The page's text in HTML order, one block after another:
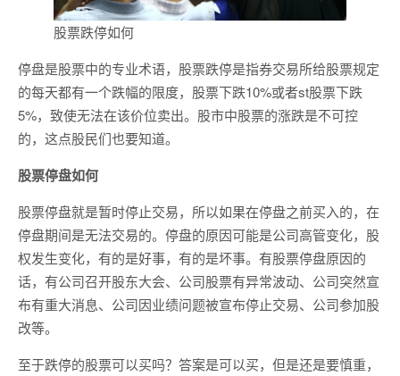
股票跌停如何
停盘是股票中的专业术语，股票跌停是指券交易所给股票规定
的每天都有一个跌幅的限度，股票下跌10%或者st股票下跌
5%，致使无法在该价位卖出。股市中股票的涨跌是不可控
的，这点股民们也要知道。
股票停盘如何
股票停盘就是暂时停止交易，所以如果在停盘之前买入的，在
停盘期间是无法交易的。停盘的原因可能是公司高管变化，股
权发生变化，有的是好事，有的是坏事。有股票停盘原因的
话，有公司召开股东大会、公司股票有异常波动、公司突然宣
布有重大消息、公司因业绩问题被宣布停止交易、公司参加股
改等。
至于跌停的股票可以买吗？答案是可以买，但是还是要慎重，